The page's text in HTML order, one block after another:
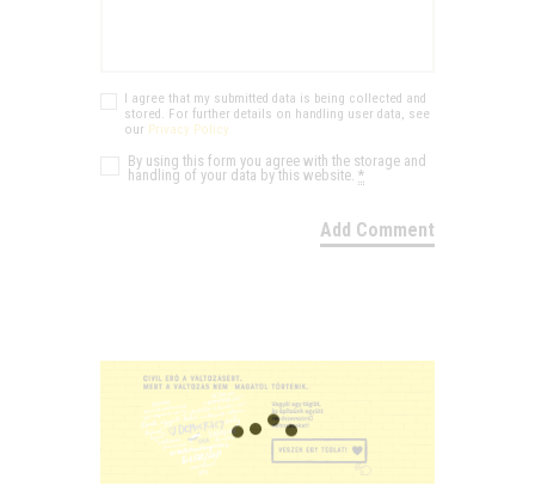
I agree that my submitted data is being collected and
stored. For further details on handling user data, see
our Privacy Policy
By using this form you agree with the storage and
handling of your data by this website.*